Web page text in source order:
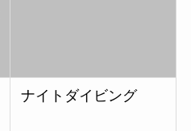
ナイトダイビング